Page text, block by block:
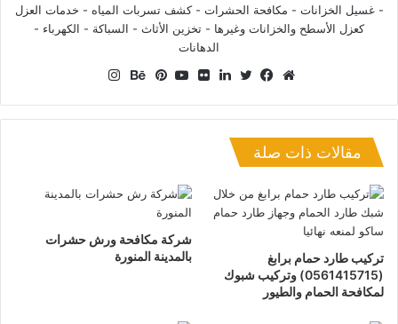
- غسيل الخزانات - مكافحة الحشرات - كشف تسربات المياه - خدمات العزل
كعزل الأسطح والخزانات وغيرها - تخزين الأثاث - السباكة - الكهرباء -
الدهانات
الويب
من
مقالات ذات صلة
تركيب طارد حمام برابغ
(0561415715) وتركيب شبوك
لمكافحة الحمام والطيور
شركة مكافحة ورش حشرات
بالمدينة المنورة